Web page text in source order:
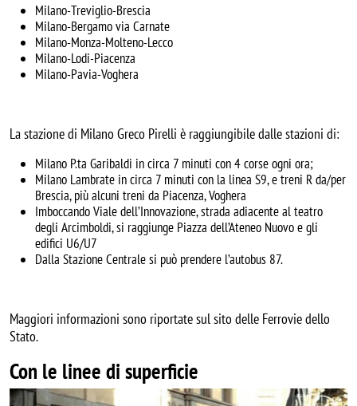
Milano-Treviglio-Brescia
Milano-Bergamo via Carnate
Milano-Monza-Molteno-Lecco
Milano-Lodi-Piacenza
Milano-Pavia-Voghera
La stazione di Milano Greco Pirelli è raggiungibile dalle stazioni di:
Milano P.ta Garibaldi in circa 7 minuti con 4 corse ogni ora;
Milano Lambrate in circa 7 minuti con la linea S9, e treni R da/per
Brescia, più alcuni treni da Piacenza, Voghera
Imboccando Viale dell’Innovazione, strada adiacente al teatro
degli Arcimboldi, si raggiunge Piazza dell’Ateneo Nuovo e gli
edifici U6/U7
Dalla Stazione Centrale si può prendere l’autobus 87.
Maggiori informazioni sono riportate sul sito delle Ferrovie dello
Stato.
Con le linee di superficie
Image